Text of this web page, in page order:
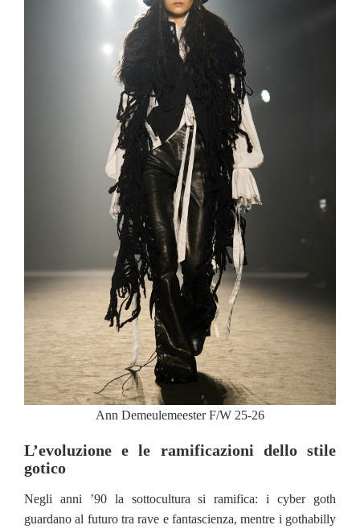
Ann Demeulemeester F/W 25-26
L’evoluzione e le ramificazioni dello stile
gotico
Negli anni ’90 la sottocultura si ramifica: i cyber goth
guardano al futuro tra rave e fantascienza, mentre i gothabilly